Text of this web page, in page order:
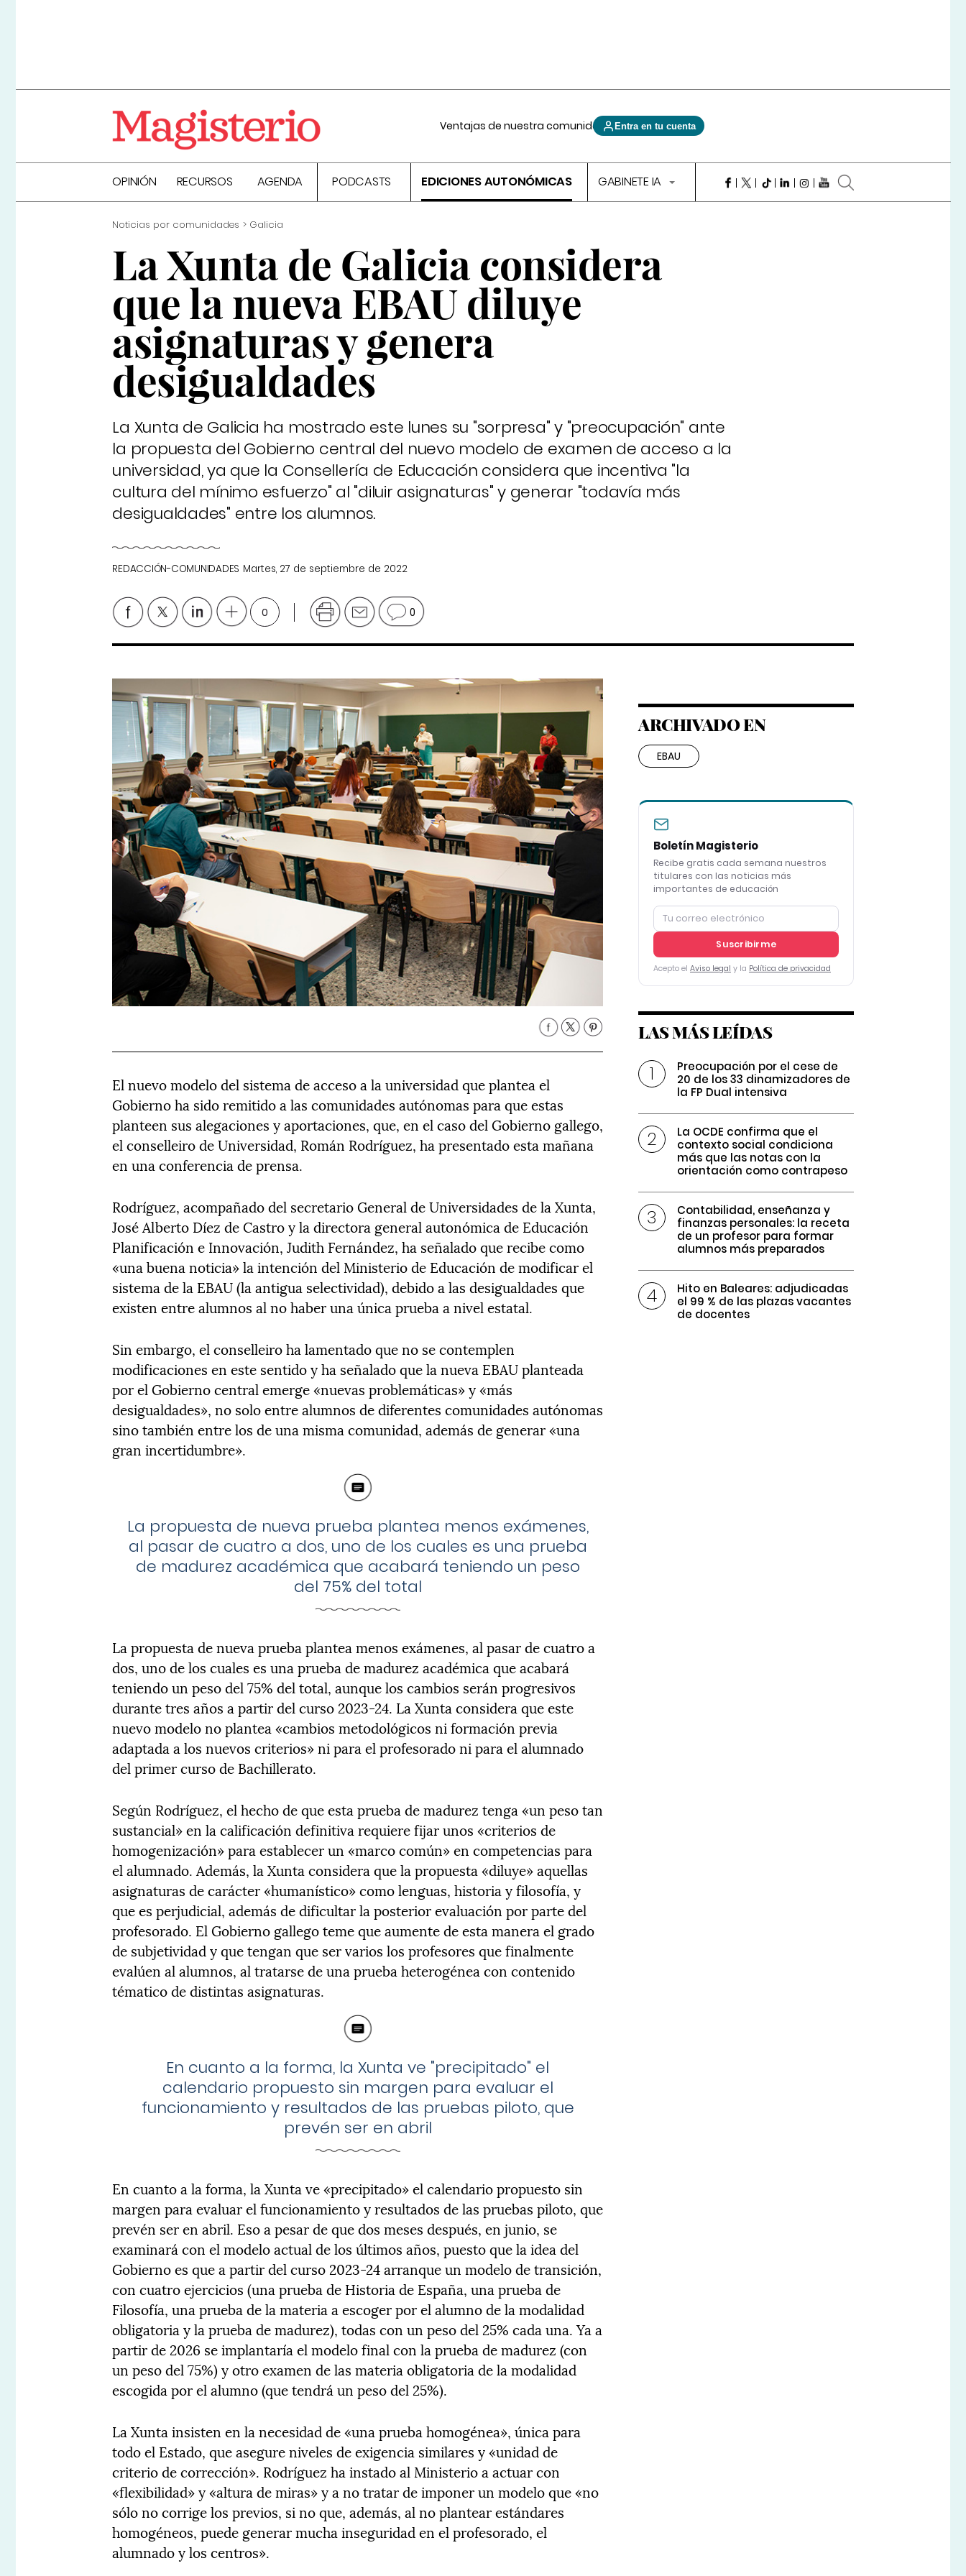
Ventajas de nuestra comunidad Entra en tu cuenta
OPINIÓN RECURSOS AGENDA PODCASTS EDICIONES AUTONÓMICAS GABINETE IA
Noticias por comunidades Galicia
La Xunta de Galicia considera
que la nueva EBAU diluye
asignaturas y genera
desigualdades
La Xunta de Galicia ha mostrado este lunes su "sorpresa" y "preocupación" ante
la propuesta del Gobierno central del nuevo modelo de examen de acceso a la
universidad, ya que la Consellería de Educación considera que incentiva "la
cultura del mínimo esfuerzo" al "diluir asignaturas" y generar "todavía más
desigualdades" entre los alumnos.
REDACCIÓN-COMUNIDADES Martes, 27 de septiembre de 2022
0 0
El nuevo modelo del sistema de acceso a la universidad que plantea el
Gobierno ha sido remitido a las comunidades autónomas para que estas
planteen sus alegaciones y aportaciones, que, en el caso del Gobierno gallego,
el conselleiro de Universidad, Román Rodríguez, ha presentado esta mañana
en una conferencia de prensa.
Rodríguez, acompañado del secretario General de Universidades de la Xunta,
José Alberto Díez de Castro y la directora general autonómica de Educación
Planificación e Innovación, Judith Fernández, ha señalado que recibe como
«una buena noticia» la intención del Ministerio de Educación de modificar el
sistema de la EBAU (la antigua selectividad), debido a las desigualdades que
existen entre alumnos al no haber una única prueba a nivel estatal.
Sin embargo, el conselleiro ha lamentado que no se contemplen
modificaciones en este sentido y ha señalado que la nueva EBAU planteada
por el Gobierno central emerge «nuevas problemáticas» y «más
desigualdades», no solo entre alumnos de diferentes comunidades autónomas
sino también entre los de una misma comunidad, además de generar «una
gran incertidumbre».
La propuesta de nueva prueba plantea menos exámenes,
al pasar de cuatro a dos, uno de los cuales es una prueba
de madurez académica que acabará teniendo un peso
del 75% del total
La propuesta de nueva prueba plantea menos exámenes, al pasar de cuatro a
dos, uno de los cuales es una prueba de madurez académica que acabará
teniendo un peso del 75% del total, aunque los cambios serán progresivos
durante tres años a partir del curso 2023-24. La Xunta considera que este
nuevo modelo no plantea «cambios metodológicos ni formación previa
adaptada a los nuevos criterios» ni para el profesorado ni para el alumnado
del primer curso de Bachillerato.
Según Rodríguez, el hecho de que esta prueba de madurez tenga «un peso tan
sustancial» en la calificación definitiva requiere fijar unos «criterios de
homogenización» para establecer un «marco común» en competencias para
el alumnado. Además, la Xunta considera que la propuesta «diluye» aquellas
asignaturas de carácter «humanístico» como lenguas, historia y filosofía, y
que es perjudicial, además de dificultar la posterior evaluación por parte del
profesorado. El Gobierno gallego teme que aumente de esta manera el grado
de subjetividad y que tengan que ser varios los profesores que finalmente
evalúen al alumnos, al tratarse de una prueba heterogénea con contenido
tématico de distintas asignaturas.
En cuanto a la forma, la Xunta ve "precipitado" el
calendario propuesto sin margen para evaluar el
funcionamiento y resultados de las pruebas piloto, que
prevén ser en abril
En cuanto a la forma, la Xunta ve «precipitado» el calendario propuesto sin
margen para evaluar el funcionamiento y resultados de las pruebas piloto, que
prevén ser en abril. Eso a pesar de que dos meses después, en junio, se
examinará con el modelo actual de los últimos años, puesto que la idea del
Gobierno es que a partir del curso 2023-24 arranque un modelo de transición,
con cuatro ejercicios (una prueba de Historia de España, una prueba de
Filosofía, una prueba de la materia a escoger por el alumno de la modalidad
obligatoria y la prueba de madurez), todas con un peso del 25% cada una. Ya a
partir de 2026 se implantaría el modelo final con la prueba de madurez (con
un peso del 75%) y otro examen de las materia obligatoria de la modalidad
escogida por el alumno (que tendrá un peso del 25%).
La Xunta insisten en la necesidad de «una prueba homogénea», única para
todo el Estado, que asegure niveles de exigencia similares y «unidad de
criterio de corrección». Rodríguez ha instado al Ministerio a actuar con
«flexibilidad» y «altura de miras» y a no tratar de imponer un modelo que «no
sólo no corrige los previos, si no que, además, al no plantear estándares
homogéneos, puede generar mucha inseguridad en el profesorado, el
alumnado y los centros».
ARCHIVADO EN
EBAU
Boletín Magisterio
Recibe gratis cada semana nuestros
titulares con las noticias más
importantes de educación
Suscribirme
Acepto el Aviso legal y la Política de privacidad
LAS MÁS LEÍDAS
Preocupación por el cese de
20 de los 33 dinamizadores de
la FP Dual intensiva
La OCDE confirma que el
contexto social condiciona
más que las notas con la
orientación como contrapeso
Contabilidad, enseñanza y
finanzas personales: la receta
de un profesor para formar
alumnos más preparados
Hito en Baleares: adjudicadas
el 99 % de las plazas vacantes
de docentes